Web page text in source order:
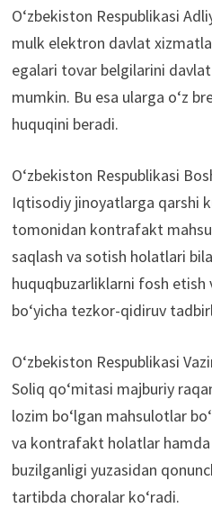
O‘zbekiston Respublikasi
mulk elektron davlat
egalari tovar belgilarini
mumkin. Bu esa ularga o‘z
huquqini beradi.
O‘zbekiston Respublikasi
Iqtisodiy jinoyatlarga qarshi
tomonidan kontrafakt
saqlash vа sotish holatlari
huquqbuzarliklarni fosh etish
bo‘yicha tezkor-qidiruv
O‘zbekiston Respublikasi
Soliq qo‘mitasi majburiy
lozim bo‘lgan mahsulotlar
vа kontrafakt holatlar
buzilganligi yuzasidan
tartibda choralar ko‘radi.